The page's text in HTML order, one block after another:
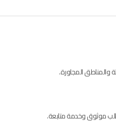
والمناطق المجاورة.
موثوق وخدمة متابعة.